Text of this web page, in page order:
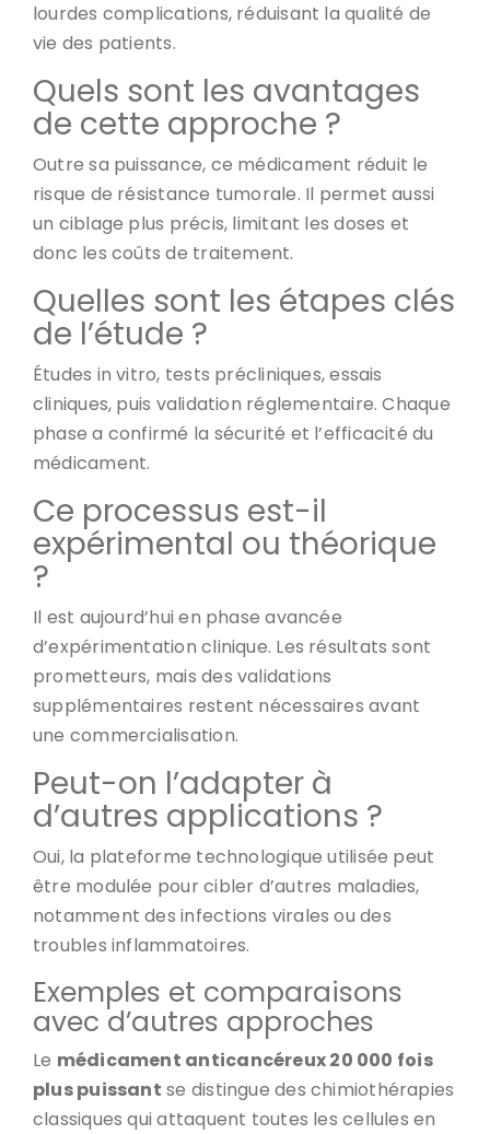
lourdes complications, réduisant la qualité de
vie des patients.
Quels sont les avantages
de cette approche ?
Outre sa puissance, ce médicament réduit le
risque de résistance tumorale. Il permet aussi
un ciblage plus précis, limitant les doses et
donc les coûts de traitement.
Quelles sont les étapes clés
de l’étude ?
Études in vitro, tests précliniques, essais
cliniques, puis validation réglementaire. Chaque
phase a confirmé la sécurité et l’efficacité du
médicament.
Ce processus est-il
expérimental ou théorique
?
Il est aujourd’hui en phase avancée
d’expérimentation clinique. Les résultats sont
prometteurs, mais des validations
supplémentaires restent nécessaires avant
une commercialisation.
Peut-on l’adapter à
d’autres applications ?
Oui, la plateforme technologique utilisée peut
être modulée pour cibler d’autres maladies,
notamment des infections virales ou des
troubles inflammatoires.
Exemples et comparaisons
avec d’autres approches
Le médicament anticancéreux 20 000 fois
plus puissant se distingue des chimiothérapies
classiques qui attaquent toutes les cellules en